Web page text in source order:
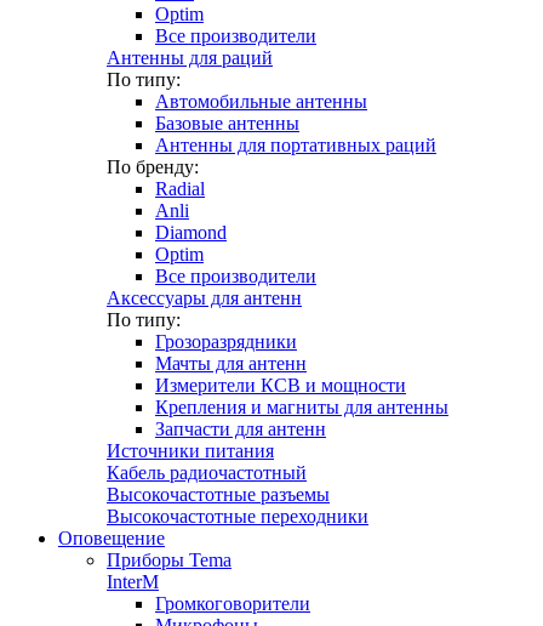
Optim
Все производители
Антенны для раций
По типу:
Автомобильные антенны
Базовые антенны
Антенны для портативных раций
По бренду:
Radial
Anli
Diamond
Optim
Все производители
Аксессуары для антенн
По типу:
Грозоразрядники
Мачты для антенн
Измерители КСВ и мощности
Крепления и магниты для антенны
Запчасти для антенн
Источники питания
Кабель радиочастотный
Высокочастотные разъемы
Высокочастотные переходники
Оповещение
Приборы Tema
InterM
Громкоговорители